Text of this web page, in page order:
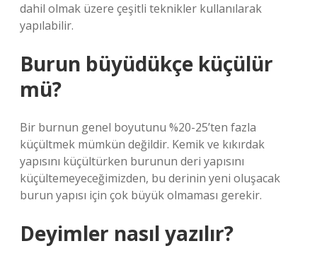
dahil olmak üzere çeşitli teknikler kullanılarak
yapılabilir.
Burun büyüdükçe küçülür
mü?
Bir burnun genel boyutunu %20-25’ten fazla
küçültmek mümkün değildir. Kemik ve kıkırdak
yapısını küçültürken burunun deri yapısını
küçültemeyeceğimizden, bu derinin yeni oluşacak
burun yapısı için çok büyük olmaması gerekir.
Deyimler nasıl yazılır?